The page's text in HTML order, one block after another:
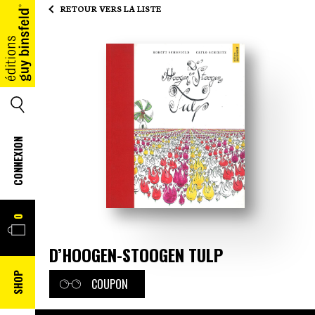
ACCUEIL
SEARCH
CONNEXION
PANIER
0
SHOP
RETOUR VERS LA LISTE
D’HOOGEN-STOOGEN TULP
COUPON